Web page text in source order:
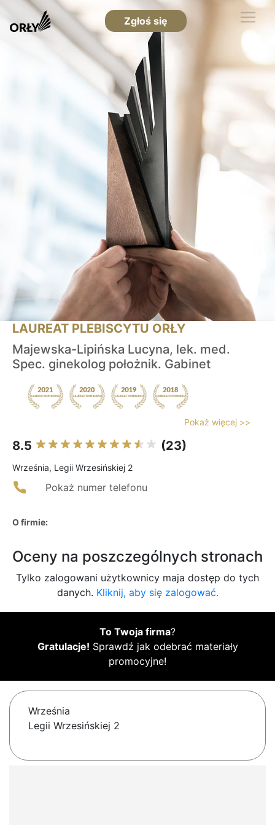
Zgłoś się
LAUREAT PLEBISCYTU ORŁY
Majewska-Lipińska Lucyna, lek. med.
Spec. ginekolog położnik. Gabinet
Pokaż więcej >>
8.5 (23)
Września, Legii Wrzesińskiej 2
Pokaż numer telefonu
O firmie:
Oceny na poszczególnych stronach
Tylko zalogowani użytkownicy maja dostęp do tych
danych. Kliknij, aby się zalogować.
To Twoja firma?
Gratulacje! Sprawdź jak odebrać materiały
promocyjne!
Września
Legii Wrzesińskiej 2